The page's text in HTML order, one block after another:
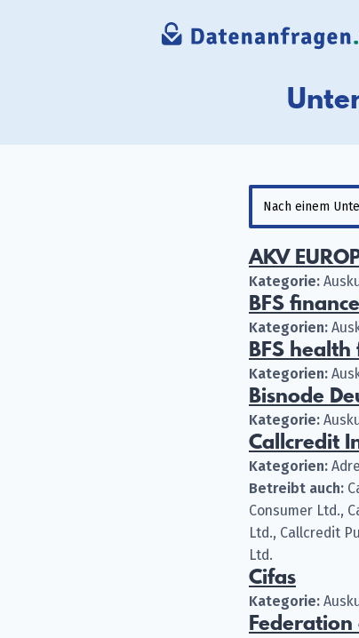
AKV
Kategorie:
BFS
Kategorien:
BFS health
Kategorien:
Bisnode
Kategorie:
Callcredit
Kategorien:
Betreibt auch:
Consumer Ltd.,
Ltd., Callcredit
Ltd.
Cifas
Kategorie: